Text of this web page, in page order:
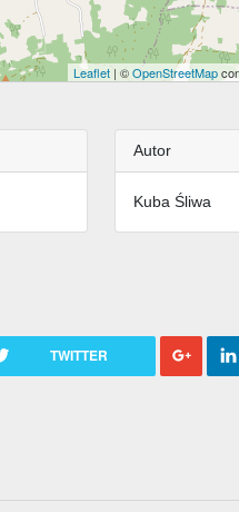
Leaflet | ©OpenStreetMap
Autor
Kuba Śliwa
TWITTER